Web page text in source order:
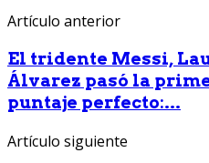
Artículo anterior
El tridente Messi,
Álvarez pasó la
puntaje perfecto:...
Artículo siguiente